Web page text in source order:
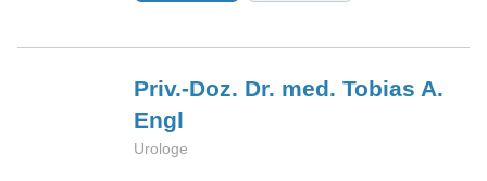
Priv.-Doz. Dr. med. Tobias A.
Engl
Urologe